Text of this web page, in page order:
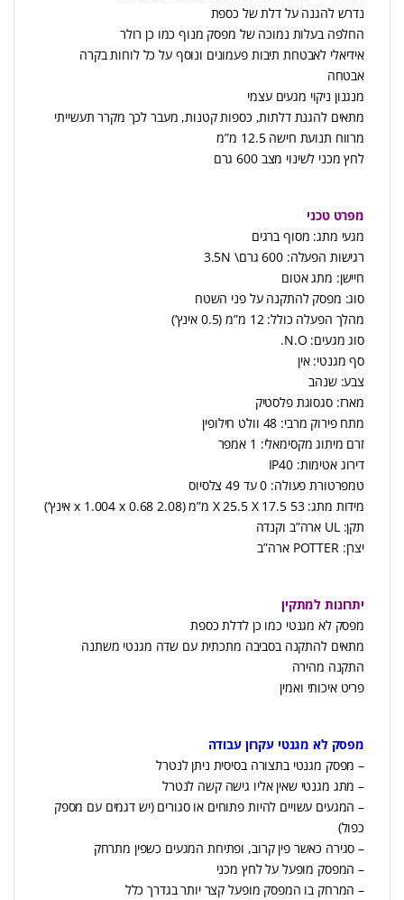
נדרש להגנה על דלת של כספת
החלפה בעלות נמוכה של מפסק מנוף כמו כן רולר
אידיאלי לאבטחת תיבות פעמונים ונוסף על כל לוחות בקרה
אבטחה
מנגנון ניקוי מגעים עצמי
מתאים להגנת דלתות, כספות קטנות, מעבר לכך מקרר תעשייתי
מרווח תנועת חישה 12.5 מ”מ
לחץ מכני לשינוי מצב 600 גרם
מפרט טכני
מגעי מתג: מסוף ברגים
רגישות הפעלה: 600 גרם\ 3.5N
חיישן: מתג אטום
סוג: מפסק להתקנה על פני השטח
מהלך הפעלה כולל: 12 מ”מ (0.5 אינץ’)
סוג מגעים: N.O.
סף מגנטי: אין
צבע: שנהב
מארז: סגסוגת פלסטיק
מתח פירוק מרבי: 48 וולט חילופין
זרם מיתוג מקסימאלי: 1 אמפר
דירוג אטימות: IP40
טמפרטורת פעולה: 0 עד 49 צלסיוס
מידות מתג: 53 X 25.5 X 17.5 מ”מ (2.08 x 1.004 x 0.68 אינץ’)
תקן: UL ארה”ב וקנדה
יצרן: POTTER ארה”ב
יתרונות למתקין
מפסק לא מגנטי כמו כן לדלת כספת
מתאים להתקנה בסביבה מתכתית עם שדה מגנטי משתנה
התקנה מהירה
פריט איכותי ואמין
מפסק לא מגנטי עקרון עבודה
– מפסק מגנטי בתצורה בסיסית ניתן לנטרל
– מתג מגנטי שאין אליו גישה קשה לנטרל
– המגעים עשויים להיות פתוחים או סגורים (יש דגמים עם מספק
כפול)
– סגירה כאשר פין קרוב, ופתיחת המגעים כשפין מתרחק
– המפסק מופעל על לחץ מכני
– המרחק בו המפסק מופעל קצר יותר בגדרך כלל